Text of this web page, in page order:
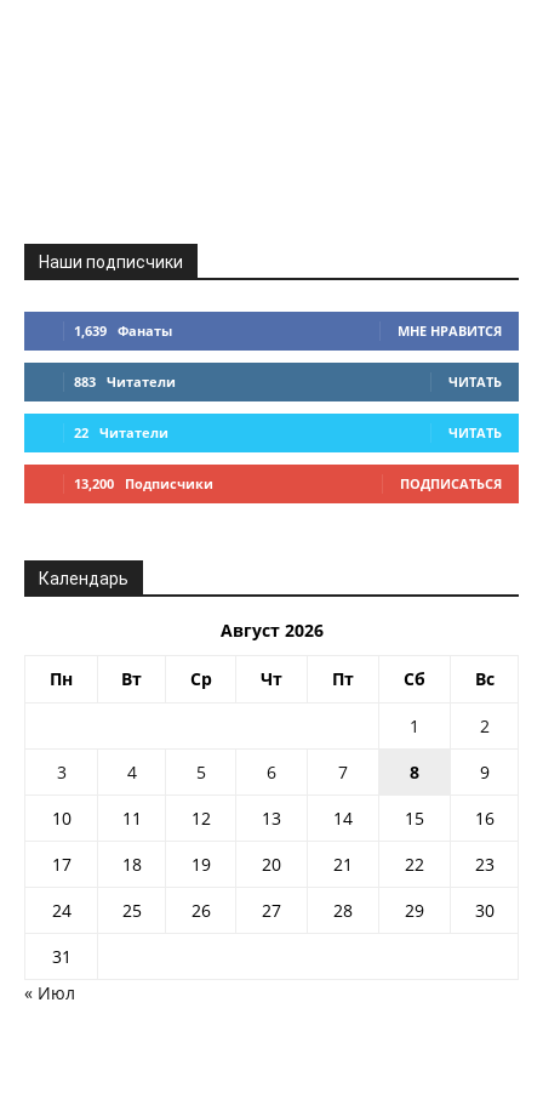
Наши подписчики
1,639 Фанаты МНЕ НРАВИТСЯ
883 Читатели ЧИТАТЬ
22 Читатели ЧИТАТЬ
13,200 Подписчики ПОДПИСАТЬСЯ
Календарь
Август 2026
Пн Вт Ср Чт Пт Сб Вс
1
2
3
4 5 6 7 8
9
10
11 12 13 14 15
16
17
18 19 20 21 22
23
24
25 26 27 28 29
30
31
« Июл